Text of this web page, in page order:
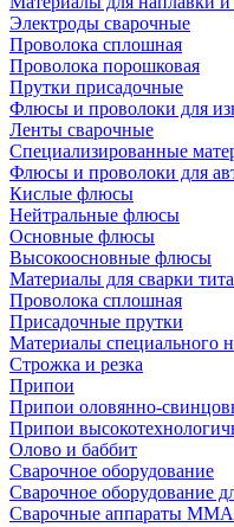
Электроды сварочные
Проволока сплошная
Проволока порошковая
Прутки присадочные
Флюсы и проволоки для
Ленты сварочные
Специализированные
Флюсы и проволоки для
Кислые флюсы
Нейтральные флюсы
Основные флюсы
Высокоосновные флюсы
Материалы для сварки
Проволока сплошная
Присадочные прутки
Материалы специального
Строжка и резка
Припои
Припои оловянно-
Припои
Олово и баббит
Сварочное оборудование
Сварочное оборудование
Сварочные аппараты MMA